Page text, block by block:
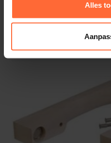
Alles
Deur greep saunadeur
thermisch hout,